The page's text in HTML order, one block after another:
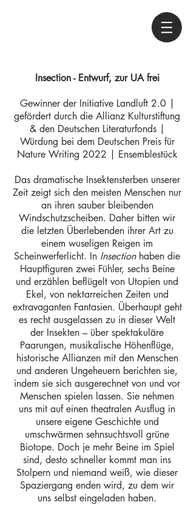
Insection - Entwurf, zur UA frei
Gewinner der Initiative Landluft 2.0 |
gefördert durch die Allianz Kulturstiftung
& den Deutschen Literaturfonds |
Würdung bei dem Deutschen Preis für
Nature Writing 2022 | Ensemblestück
Das dramatische Insektensterben unserer
Zeit zeigt sich den meisten Menschen nur
an ihren sauber bleibenden
Windschutzscheiben. Daher bitten wir
die letzten Überlebenden ihrer Art zu
einem wuseligen Reigen im
Scheinwerferlicht. In Insectionhaben die
Hauptfiguren zwei Fühler, sechs Beine
und erzählen beflügelt von Utopien und
Ekel, von nektarreichen Zeiten und
extravaganten Fantasien. Überhaupt geht
es recht ausgelassen zu in dieser Welt
der Insekten – über spektakuläre
Paarungen, musikalische Höhenflüge,
historische Allianzen mit den Menschen
und anderen Ungeheuern berichten sie,
indem sie sich ausgerechnet von und vor
Menschen spielen lassen. Sie nehmen
uns mit auf einen theatralen Ausflug in
unsere eigene Geschichte und
umschwärmen sehnsuchtsvoll grüne
Biotope. Doch je mehr Beine im Spiel
sind, desto schneller kommt man ins
Stolpern und niemand weiß, wie dieser
Spaziergang enden wird, zu dem wir
uns selbst eingeladen haben.